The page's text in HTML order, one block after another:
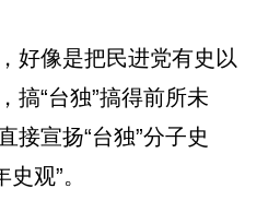
好像是把民进党有史以
搞“台独”搞得前所未
接宣扬“台独”分子史
观”。